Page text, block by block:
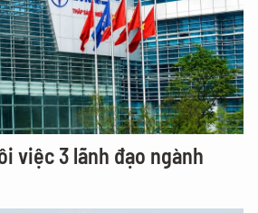
việc 3 lãnh đạo ngành